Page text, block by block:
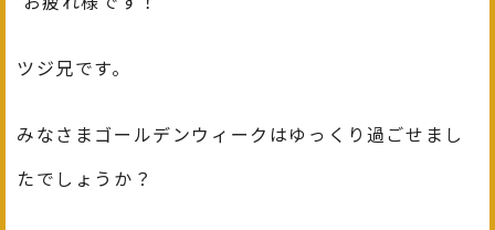
ツジ兄です。
みなさまゴールデンウィークはゆっくり過ごせまし
たでしょうか？